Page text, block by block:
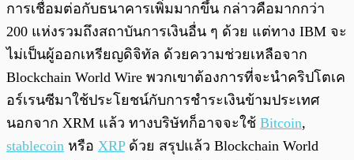
การเชื่อมต่อกับธนาคารเพิ่มมากขึ้น กล่าวคือมากกว่า
200 แห่งรวมถึงสถาบันการเงินอื่น ๆ ด้วย แต่ทาง IBM จะ
ไม่เป็นผู้ออกเหรียญดิจิทัล ด้วยความช่วยเหลือจาก
Blockchain World Wire พวกเขาต้องการที่จะนำคริปโตเค
อร์เรนซีมาใช้ประโยชน์กับการชำระเงินข้ามประเทศ
นอกจาก XRM แล้ว ทางบริษัทก็อาจจะใช้ Bitcoin,
stablecoin หรือ XRPด้วย สรุปแล้ว Blockchain World